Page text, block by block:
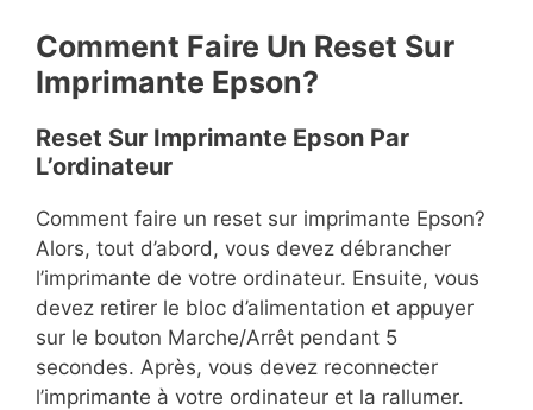
Comment Faire Un Reset Sur
Imprimante Epson?
Reset Sur Imprimante Epson Par
L’ordinateur
Comment faire un reset sur imprimante Epson?
Alors, tout d’abord, vous devez débrancher
l’imprimante de votre ordinateur. Ensuite, vous
devez retirer le bloc d’alimentation et appuyer
sur le bouton Marche/Arrêt pendant 5
secondes. Après, vous devez reconnecter
l’imprimante à votre ordinateur et la rallumer.